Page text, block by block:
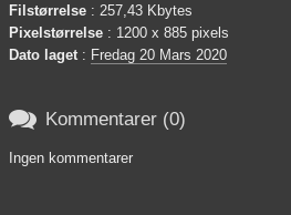
Filstørrelse : 257,43 Kbytes
Pixelstørrelse : 1200 x 885 pixels
Dato laget : Fredag 20 Mars 2020
 Kommentarer (0)
Ingen kommentarer